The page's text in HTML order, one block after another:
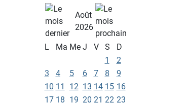
Août
2026
L Ma Me J V S
D
1
2
3
4 5 6 7 8
9
10 11 12 13 14 15 16
17 18 19 20 21 22 23